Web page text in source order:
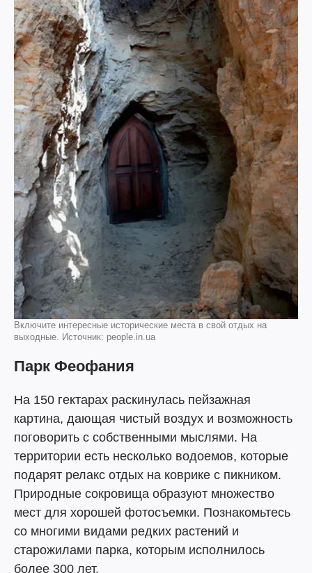
Включите интересные исторические места в свой отдых на
выходные. Источник: people.in.ua
Парк Феофания
На 150 гектарах раскинулась пейзажная
картина, дающая чистый воздух и возможность
поговорить с собственными мыслями. На
территории есть несколько водоемов, которые
подарят релакс отдых на коврике с пикником.
Природные сокровища образуют множество
мест для хорошей фотосъемки. Познакомьтесь
со многими видами редких растений и
старожилами парка, которым исполнилось
более 300 лет.